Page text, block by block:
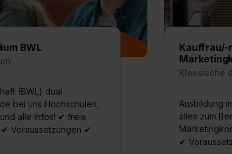
BWL
(BWL) dual
bei uns Hochschulen,
alle Infos! ✔ freie
Voraussetzungen ✔
Kauffrau/-
Klassische
Ausbildung
alles zum
✔